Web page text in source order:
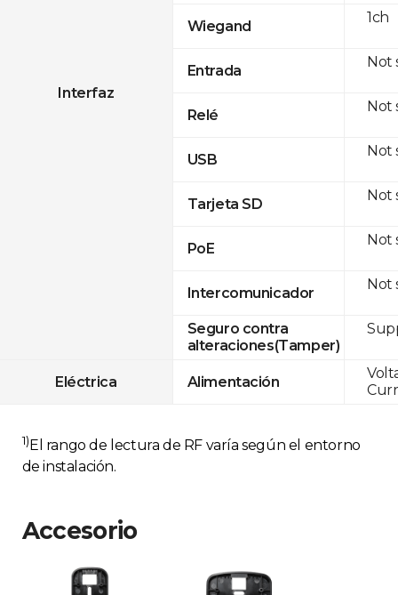
Interfaz
Wiegand
Entrada
Relé
USB
Tarjeta SD
PoE
Intercomunicador
Seguro contra
alteraciones(Tamper)
Eléctrica Alimentación
1ch
Not
Not
Not
Not
Not
Not
1) El rango de lectura de RF varía según el entorno
de instalación.
Accesorio